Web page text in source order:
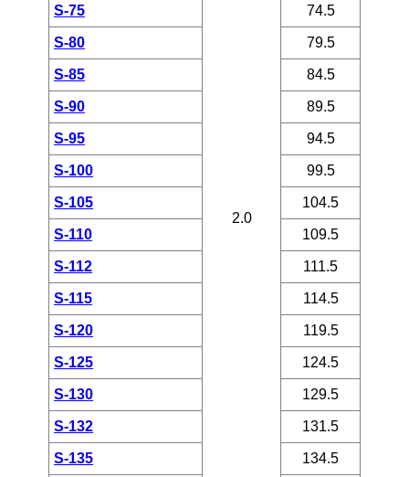
2.0
S-75 74.5
S-80 79.5
S-85 84.5
S-90 89.5
S-95 94.5
S-100 99.5
S-105 104.5
S-110 109.5
S-112 111.5
S-115 114.5
S-120 119.5
S-125 124.5
S-130 129.5
S-132 131.5
S-135 134.5